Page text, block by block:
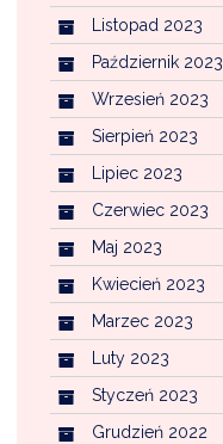
Listopad 2023
Październik 2023
Wrzesień 2023
Sierpień 2023
Lipiec 2023
Czerwiec 2023
Maj 2023
Kwiecień 2023
Marzec 2023
Luty 2023
Styczeń 2023
Grudzień 2022